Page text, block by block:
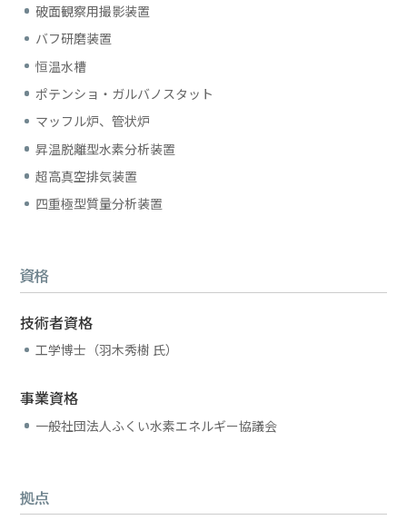
破面観察用撮影装置
バフ研磨装置
恒温水槽
ポテンショ・ガルバノスタット
マッフル炉、管状炉
昇温脱離型水素分析装置
超高真空排気装置
四重極型質量分析装置
資格
技術者資格
工学博士（羽木秀樹 氏）
事業資格
一般社団法人ふくい水素エネルギー協議会
拠点